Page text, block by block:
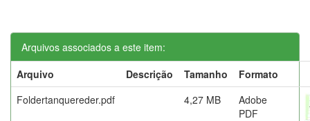
Arquivos associados a este item:
Arquivo
Descrição Tamanho
Formato
Foldertanquereder.pdf
4,27 MB
Adobe
PDF